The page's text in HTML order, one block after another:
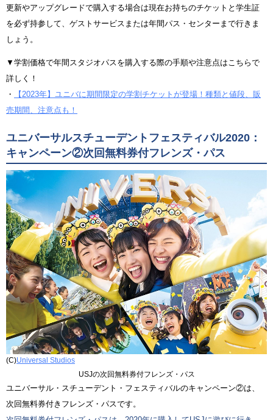
更新やアップグレードで購入する場合は現在お持ちのチケットと学生証
を必ず持参して、ゲストサービスまたは年間パス・センターまで行きま
しょう。
▼学割価格で年間スタジオパスを購入する際の手順や注意点はこちらで
詳しく！
・
【2023年】ユニバに期間限定の学割チケットが登場！種類と値段、販
売期間、注意点も！
ユニバーサルスチューデントフェスティバル2020：
キャンペーン②次回無料券付フレンズ・パス
(C)Universal Studios
USJの次回無料券付フレンズ・パス
ユニバーサル・スチューデント・フェスティバルのキャンペーン②は、
次回無料券付きフレンズ・パスです。